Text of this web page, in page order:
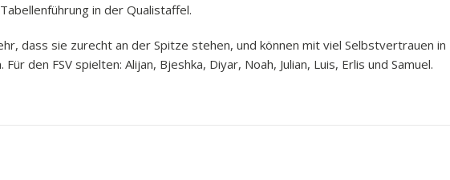
in der Qualistaffel.
dass sie zurecht an der Spitze stehen, und können mit viel Selbstvertrauen in
den FSV spielten: Alijan, Bjeshka, Diyar, Noah, Julian, Luis, Erlis und Samuel.